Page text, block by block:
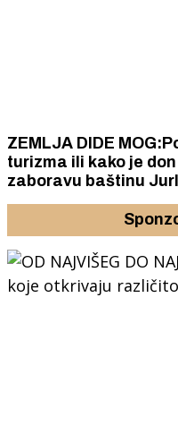
ZEMLJA DIDE
turizma ili kako je don Stipe Perkov oteo
zaboravu baštinu